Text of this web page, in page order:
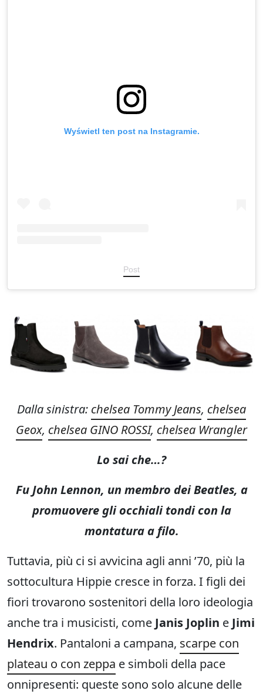
Wyświetl ten post na Instagramie.
Post
Dalla sinistra: chelsea Tommy Jeans, chelsea
Geox, chelsea GINO ROSSI, chelsea Wrangler
Lo sai che…?
Fu John Lennon, un membro dei Beatles, a
promuovere gli occhiali tondi con la
montatura a filo.
Tuttavia, più ci si avvicina agli anni ’70, più la
sottocultura Hippie cresce in forza. I figli dei
fiori trovarono sostenitori della loro ideologia
anche tra i musicisti, come Janis Joplin e Jimi
Hendrix. Pantaloni a campana, scarpe con
plateau o con zeppa e simboli della pace
onnipresenti: queste sono solo alcune delle